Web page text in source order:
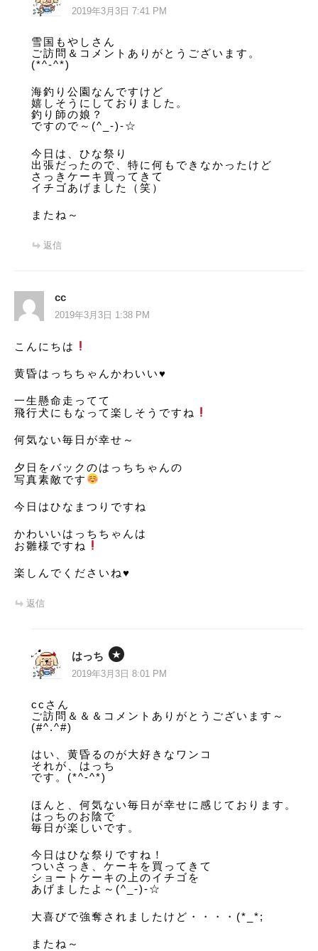
2019年3月3日 7:41 PM
雪国もやしさん
ご訪問＆コメントありがとうございます。
(*^-^*)
海釣り公園なんですけど
嬉しそうにしておりました。
釣り師の娘？
ですので～(^_-)-☆
今日は、ひな祭り
出張だったので、特に何もできなかったけど
さっきケーキ買ってきて
イチゴあげました（笑）
またね～
返信
cc
2019年3月3日 1:38 PM
こんにちは
黄昏はっちちゃんかわいい♥️
一生懸命走ってて
飛行犬にもなって楽しそうですね
何気ない毎日が幸せ～
夕日をバックのはっちちゃんの
写真素敵です
今日はひなまつりですね
かわいいはっちちゃんは
お雛様ですね
楽しんでくださいね♥️
返信
はっち
2019年3月3日 8:01 PM
ccさん
ご訪問＆＆＆コメントありがとうございます～
(#^.^#)
はい、黄昏るのが大好きなワンコ
それが、はっち
です。(*^-^*)
ほんと、何気ない毎日が幸せに感じております。
はっちのお陰で
毎日が楽しいです。
今日はひな祭りですね！
ついさっき、ケーキを買ってきて
ショートケーキの上のイチゴを
あげましたよ～(^_-)-☆
大喜びで強奪されましたけど・・・・(*_*;
またね～